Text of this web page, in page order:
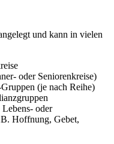
und kann in vielen
oder Seniorenkreise)
(je nach Reihe)
oder
Hoffnung, Gebet,